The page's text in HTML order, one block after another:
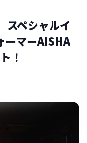
ペシャルイ
マーAISHA
！